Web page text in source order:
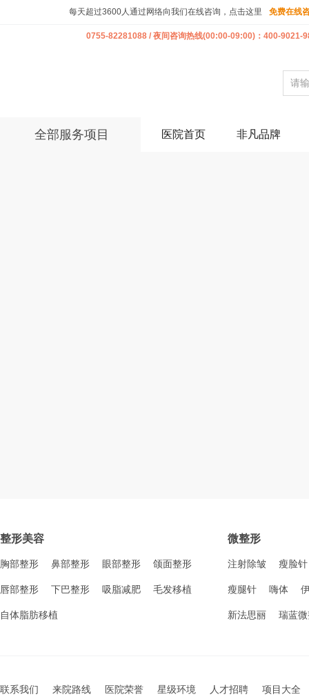
每天超过3600人通过网络向我们在线咨询，点击这里 免费在线
0755-82281088 / 夜间咨询热线(00:00-09:00)：400-9021-
全部服务项目 医院首页 非凡品牌
整形美容
胸部整形 鼻部整形 眼部整形 颌面整形
唇部整形 下巴整形 吸脂减肥 毛发移植
自体脂肪移植
微整形
注射除皱 瘦脸针
瘦腿针 嗨体
新法思丽 瑞蓝
联系我们 来院路线 医院荣誉 星级环境 人才招聘 项目大全